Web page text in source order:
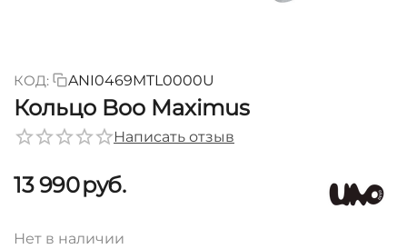
КОД: ANI0469MTL0000U
Кольцо Boo Maximus
Написать отзыв
13 990руб.
Нет в наличии